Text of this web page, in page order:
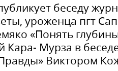
беседу
уроженца пгт
«Понять
Кара- Мурза в
Виктором